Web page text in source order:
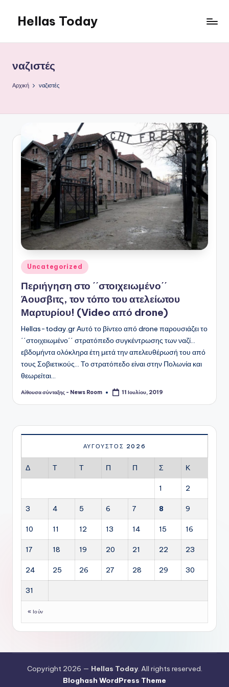
Μετάβαση
περιεχόμενο
Hellas Today
ναζιστές
Αρχική ναζιστές
Αναρτήθηκε
σε
Uncategorized
Περιήγηση στο ΄΄στοιχειωμένο΄΄
Άουσβιτς, τον τόπο του ατελείωτου
Μαρτυρίου! (Video από drone)
Hellas-today.gr Αυτό το βίντεο από drone παρουσιάζει το
΄΄στοιχειωμένο΄΄ στρατόπεδο συγκέντρωσης των ναζί...
εβδομήντα ολόκληρα έτη μετά την απελευθέρωσή του από
τους Σοβιετικούς... Το στρατόπεδο είναι στην Πολωνία και
θεωρείται…
Συγγραφέας:
Αίθουσα σύνταξης - News Room 11 Ιουλίου, 2019
ΑΎΓΟΥΣΤΟΣ 2026
Δ Τ Τ Π Π Σ Κ
1 2
3 4 5 6 7 8 9
10 11 12 13 14 15 16
17 18 19 20 21 22 23
24 25 26 27 28 29 30
31
« Ιούν
Copyright 2026 — Hellas Today. All rights reserved.
Bloghash WordPress Theme